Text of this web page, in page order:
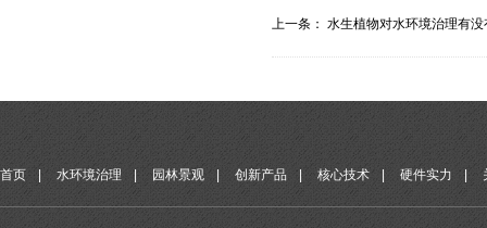
上一条： 水生植物对水环境治理有没
首页 水环境治理 园林景观 创新产品 核心技术 硬件实力